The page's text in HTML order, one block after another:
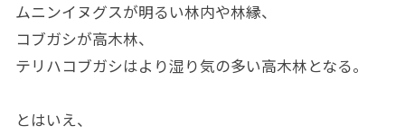
ムニンイヌグスが明るい林内や林縁、
コブガシが高木林、
テリハコブガシはより湿り気の多い高木林となる。
とはいえ、